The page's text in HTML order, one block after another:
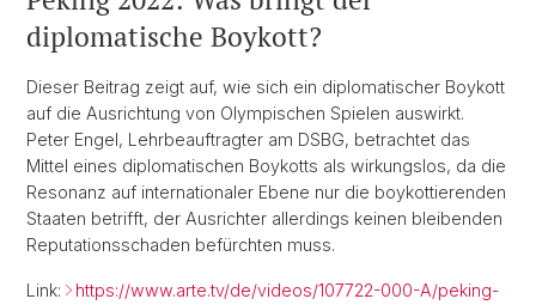
diplomatische Boykott?
Dieser Beitrag zeigt auf, wie sich ein diplomatischer Boykott
auf die Ausrichtung von Olympischen Spielen auswirkt.
Peter Engel, Lehrbeauftragter am DSBG, betrachtet das
Mittel eines diplomatischen Boykotts als wirkungslos, da die
Resonanz auf internationaler Ebene nur die boykottierenden
Staaten betrifft, der Ausrichter allerdings keinen bleibenden
Reputationsschaden befürchten muss.
Link:
https://www.arte.tv/de/videos/107722-000-A/peking-